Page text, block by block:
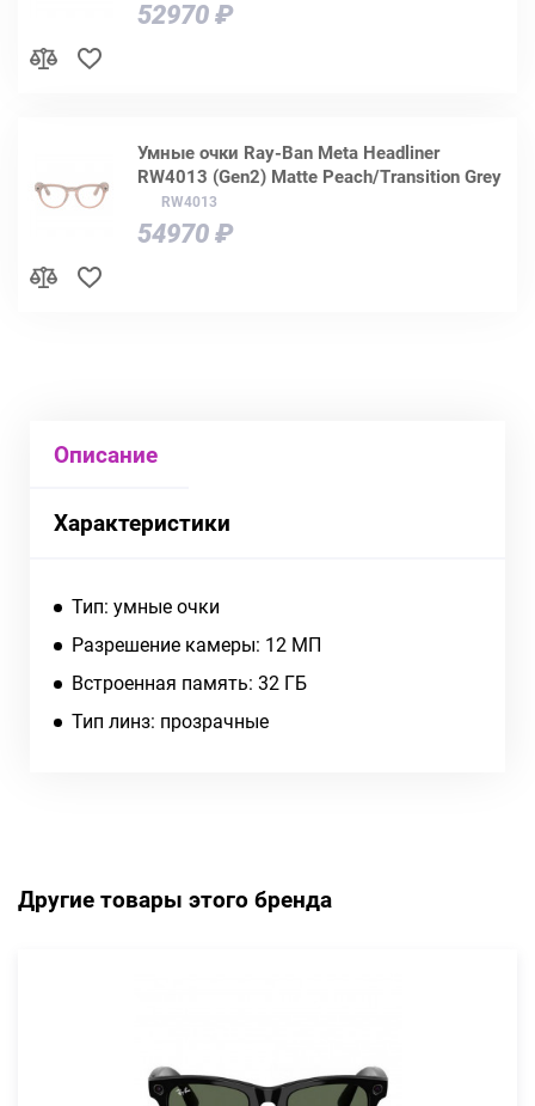
52970 ₽
Умные очки Ray-Ban Meta Headliner
RW4013 (Gen2) Matte Peach/Transition Grey
RW4013
54970 ₽
Описание
Характеристики
Тип: умные очки
Разрешение камеры: 12 МП
Встроенная память: 32 ГБ
Тип линз: прозрачные
Другие товары этого бренда